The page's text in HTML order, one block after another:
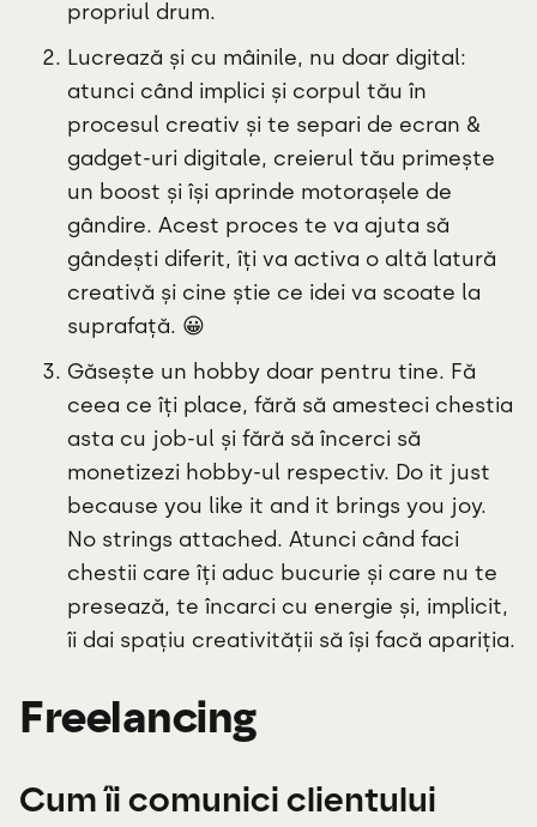
propriul drum.
Lucrează și cu mâinile, nu doar digital:
atunci când implici și corpul tău în
procesul creativ și te separi de ecran &
gadget-uri digitale, creierul tău primește
un boost și își aprinde motorașele de
gândire. Acest proces te va ajuta să
gândești diferit, îți va activa o altă latură
creativă și cine știe ce idei va scoate la
suprafață. 😀
Găsește un hobby doar pentru tine. Fă
ceea ce îți place, fără să amesteci chestia
asta cu job-ul și fără să încerci să
monetizezi hobby-ul respectiv. Do it just
because you like it and it brings you joy.
No strings attached. Atunci când faci
chestii care îți aduc bucurie și care nu te
presează, te încarci cu energie și, implicit,
îi dai spațiu creativității să își facă apariția.
Freelancing
Cum îi comunici clientului